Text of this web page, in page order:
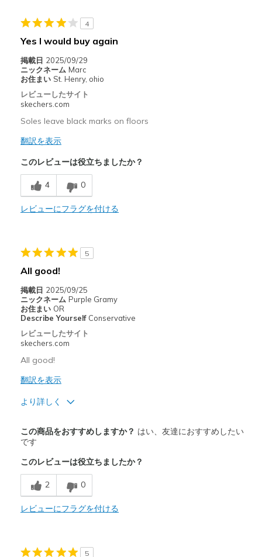
以下に最適
Casual Wear
Going Out
Special Occasions
Sizing
Feels half size too small
View On Shoes
4
Yes I would buy again
掲載日 2025/09/29
ニックネーム Marc
お住まい St. Henry, ohio
レビューしたサイト
skechers.com
Soles leave black marks on floors
翻訳を表示
このレビューは役立ちましたか？
4 0
レビューにフラグを付ける
5
All good!
掲載日 2025/09/25
ニックネーム Purple Gramy
お住まい OR
Describe Yourself Conservative
レビューしたサイト
skechers.com
All good!
翻訳を表示
より詳しく
Attractive Design
Comfortable
以下に最適
Casual Wear
Width
この商品をおすすめしますか？ はい、友達におすすめしたい
です
このレビューは役立ちましたか？
2 0
レビューにフラグを付ける
5